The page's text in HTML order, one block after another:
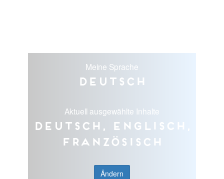
Meine Sprache
Deutsch
Aktuell ausgewählte Inhalte
Deutsch, Englisch,
Französisch
Ändern